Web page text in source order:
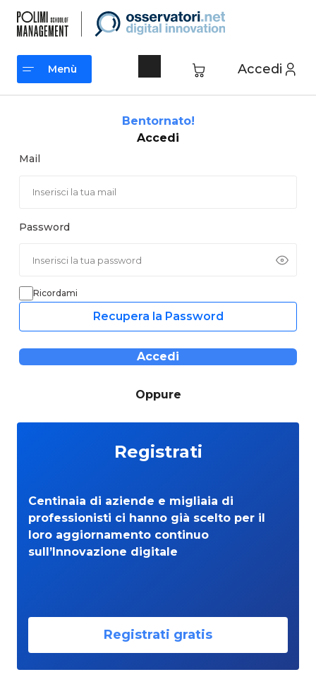
contenuto
Accedi
Menù
Bentornato!
Accedi
Mail
Password
Ricordami
Recupera la Password
Accedi
Oppure
Registrati
Centinaia di aziende e migliaia di
professionisti ci hanno già scelto per il
loro aggiornamento continuo
sull’Innovazione digitale
Registrati gratis